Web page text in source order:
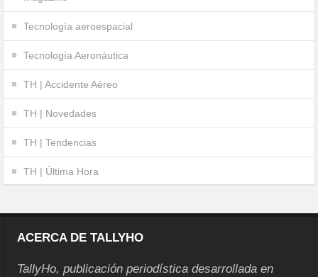
Tecnología aeroespacial
Tecnología Aeronáutica
TH | Accidente Aéreo
TH | Novedades
TH | Tendencias
TH | Última Hora
ACERCA DE TALLYHO
TallyHo, publicación periodística desarrollada en